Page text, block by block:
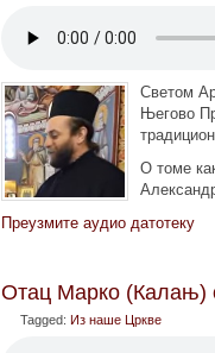
Светом
Његово
О томе
Преузмите аудио датотеку
Отац Марко (Калањ)
Tagged: Из наше Цркве